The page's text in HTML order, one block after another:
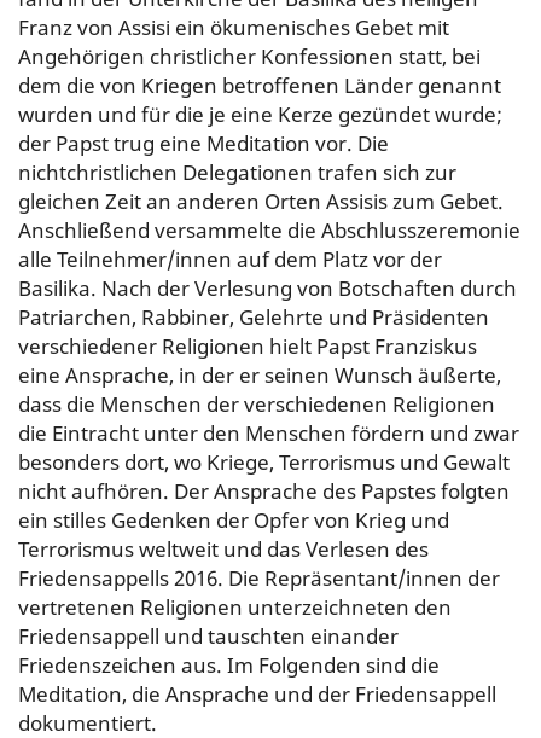
Franz von Assisi ein ökumenisches Gebet mit
Angehörigen christlicher Konfessionen statt, bei
dem die von Kriegen betroffenen Länder genannt
wurden und für die je eine Kerze gezündet wurde;
der Papst trug eine Meditation vor. Die
nichtchristlichen Delegationen trafen sich zur
gleichen Zeit an anderen Orten Assisis zum Gebet.
Anschließend versammelte die Abschlusszeremonie
alle Teilnehmer/innen auf dem Platz vor der
Basilika. Nach der Verlesung von Botschaften durch
Patriarchen, Rabbiner, Gelehrte und Präsidenten
verschiedener Religionen hielt Papst Franziskus
eine Ansprache, in der er seinen Wunsch äußerte,
dass die Menschen der verschiedenen Religionen
die Eintracht unter den Menschen fördern und zwar
besonders dort, wo Kriege, Terrorismus und Gewalt
nicht aufhören. Der Ansprache des Papstes folgten
ein stilles Gedenken der Opfer von Krieg und
Terrorismus weltweit und das Verlesen des
Friedensappells 2016. Die Repräsentant/innen der
vertretenen Religionen unterzeichneten den
Friedensappell und tauschten einander
Friedenszeichen aus. Im Folgenden sind die
Meditation, die Ansprache und der Friedensappell
dokumentiert.